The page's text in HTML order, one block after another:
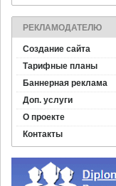
РЕКЛАМОДАТЕЛЮ
Создание сайта
Тарифные планы
Баннерная реклама
Доп. услуги
О проекте
Контакты